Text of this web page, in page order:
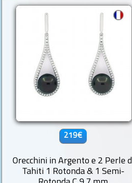
219€
Orecchini in Argento e 2 Perle
Tahiti 1 Rotonda & 1 Semi-